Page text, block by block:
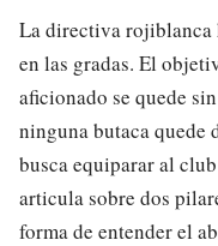
La directiva rojiblanca
en las gradas. El
aficionado se quede
ninguna butaca quede
busca equiparar al
articula sobre dos
forma de entender el